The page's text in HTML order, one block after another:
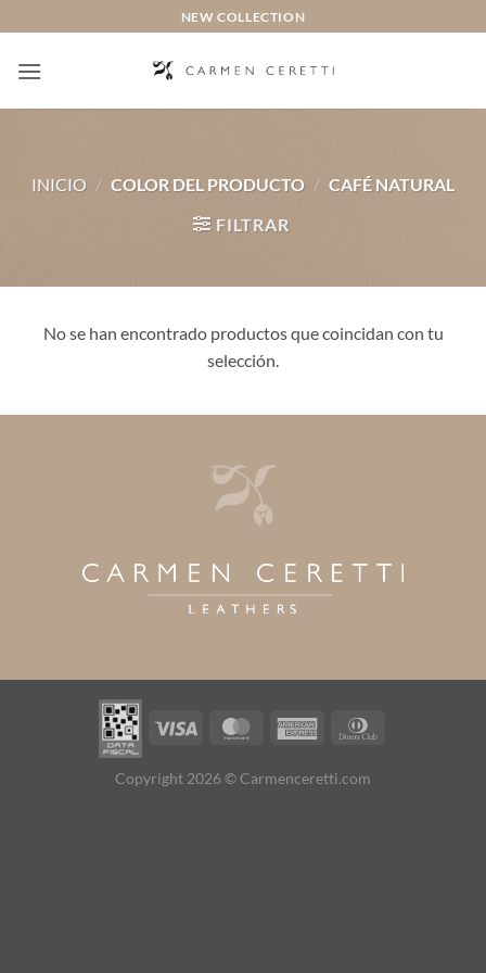
al
contenido
NEW COLLECTION
INICIO / COLOR DEL PRODUCTO / CAFÉ NATURAL
FILTRAR
No se han encontrado productos que coincidan con tu
selección.
Visa MasterCardAmerican
Copyright 2026 © Carmenceretti.com